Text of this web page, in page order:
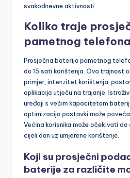
svakodnevne aktivnosti.
Koliko traje
pametnog
Prosječna baterija pametnog
do 15 sati korištenja. Ova trajnost
primjer, intenzitet korištenja,
aplikacija utječu na trajanje.
uređaji s većim kapacitetom
optimizacija postavki može
Većina korisnika može očekivati
cijeli dan uz umjereno korištenje.
Koji su prosječni
baterije za različite